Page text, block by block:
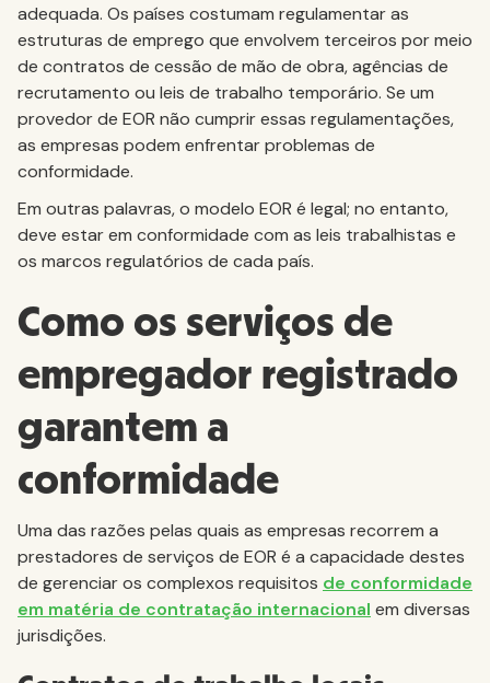
adequada. Os países costumam regulamentar as
estruturas de emprego que envolvem terceiros por meio
de contratos de cessão de mão de obra, agências de
recrutamento ou leis de trabalho temporário. Se um
provedor de EOR não cumprir essas regulamentações,
as empresas podem enfrentar problemas de
conformidade.
Em outras palavras, o modelo EOR é legal; no entanto,
deve estar em conformidade com as leis trabalhistas e
os marcos regulatórios de cada país.
Como os serviços de
empregador registrado
garantem a
conformidade
Uma das razões pelas quais as empresas recorrem a
prestadores de serviços de EOR é a capacidade destes
de gerenciar os complexos requisitos de conformidade
em matéria de contratação internacional em diversas
jurisdições.